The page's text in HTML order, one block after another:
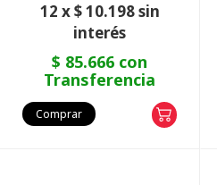
12 x $ 10.198 sin
interés
$ 85.666 con
Transferencia
Comprar